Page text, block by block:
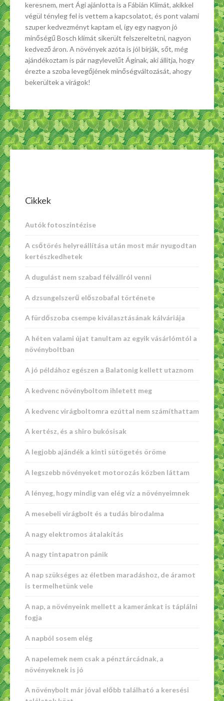
keresnem, mert Ági ajánlotta is a Fábián Klímát, akikkel
végül tényleg fel is vettem a kapcsolatot, és pont valami
szuper kedvezményt kaptam el, így egy nagyon jó
minőségű Bosch klímát sikerült felszereltetni, nagyon
kedvező áron. A növények azóta is jól bírják, sőt, még
ajándékoztam is pár nagylevelűt Áginak, aki állítja, hogy
érezte a szoba levegőjének minőségváltozását, ahogy
bekerültek a virágok!
Cikkek
Autók fotoszintézise
A csőtörés helyreállítása után most már nyugodtan
kertészkedhetek
A dugulást nem szabad félvállról venni
A dzsungelszerű előszobafal története
A fürdőszoba csempe kiválasztásának kálváriája
A héten valami újat tanultam az egyik vásárlómtól a
növényboltban
A jó példához egészen a Balatonig kellett utaznom
A kedvenc növényboltom ihletett meg
A kedvenc virágboltomra ezúttal nem számíthattam
A kertész, és a shiro bukósisak
A legjobb ajándék a kinti sütögetés öröme
A legszebb növényeket motorozás közben láttam
A lényeg, hogy mindig van elég víz a növényeimnek
A mesebeli virágbolt és a tudás birodalma
A nagy elektromos átalakítás
A nagy tintapatron pánik
A nap szükséges az életben maradáshoz, de áramot
is termelhetünk vele
A nap, a növényeink mellett a kameránkat is táplálni
fogja
A napból sosem elég
A napelemek nem csak a pénztárcádnak, a
növényeknek is jó
A növénybolt már jóval előbb található a keresési